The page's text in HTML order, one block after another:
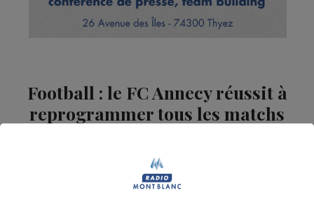
Football : le FC Annecy réussit à
reprogrammer tous les matchs
Publié par La Rédaction Radio Mont Blanc
Mis à jour le 15 septembre 2020 à 13h18